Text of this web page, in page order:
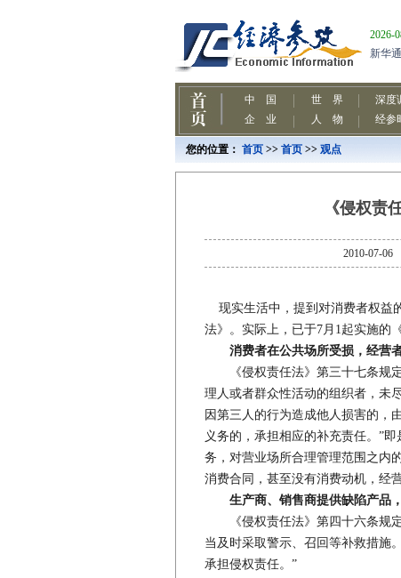
您的位置： 首页 >> 首页 >> 观点
《侵权责
2010-07-
现实生活中，提到对消费者权益
法》。实际上，已于7月1起实施的
消费者在公共场所受损，经营
《侵权责任法》第三十七条规定
理人或者群众性活动的组织者，未
因第三人的行为造成他人损害的，
义务的，承担相应的补充责任。”
务，对营业场所合理管理范围之内
消费合同，甚至没有消费动机，经
生产商、销售商提供缺陷产品
《侵权责任法》第四十六条规定
当及时采取警示、召回等补救措施
承担侵权责任。”